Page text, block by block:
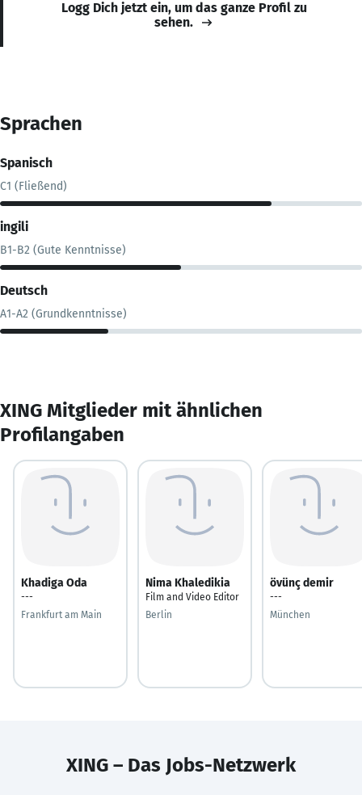
Logg Dich jetzt ein, um das ganze Profil zu
sehen.
Sprachen
Spanisch
C1 (Fließend)
ingili
B1-B2 (Gute Kenntnisse)
Deutsch
A1-A2 (Grundkenntnisse)
XING Mitglieder mit ähnlichen
Profilangaben
Khadiga Oda
---
Frankfurt am Main
Nima Khaledikia
Film and Video Editor
Berlin
övünç demir
---
München
XING – Das Jobs-Netzwerk